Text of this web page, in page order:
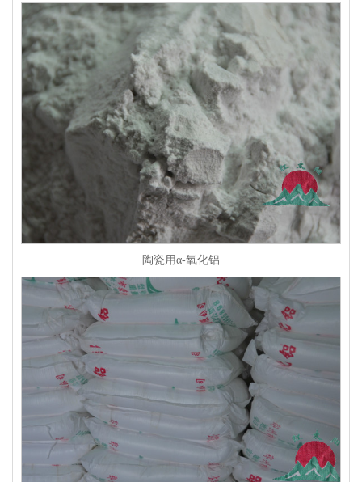
陶瓷用α-氧化铝